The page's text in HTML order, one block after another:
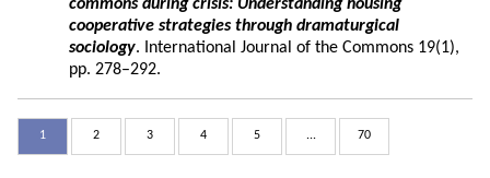
commons during crisis: Understanding housing
cooperative strategies through dramaturgical
sociology. International Journal of the Commons 19(1),
pp. 278–292.
1 2 3 4 5 ... 70